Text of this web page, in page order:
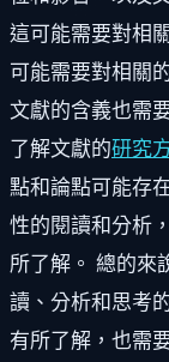
這可能需要對相
可能需要對相關
文獻的含義也需
了解文獻的研究
點和論點可能存
性的閱讀和分析
所了解。 總的來
讀、分析和思考
有所了解，也需